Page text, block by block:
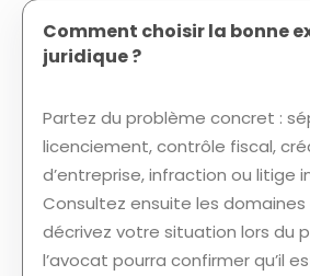
Comment choisir la bonne
juridique ?
Partez du problème concret :
licenciement, contrôle fiscal,
d’entreprise, infraction ou litige
Consultez ensuite les
décrivez votre situation lors du
l’avocat pourra confirmer qu’il